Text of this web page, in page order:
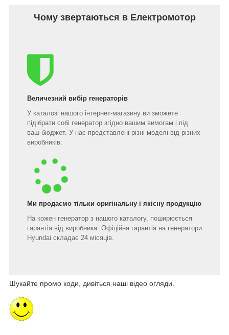
Чому звертаються в Електромотор
Величезний вибір генераторів
У каталозі нашого інтернет-магазину ви зможете
підібрати собі генератор згідно вашим вимогам і під
ваш бюджет. У нас представлені різні моделі від різних
виробників.
Ми продаємо тільки оригінальну і якісну продукцію
На кожен генератор з нашого каталогу, поширюється
гарантія від виробника. Офіційна гарантія на генератори
Hyundai складає 24 місяців.
Шукайте промо коди, дивіться наші відео огляди.